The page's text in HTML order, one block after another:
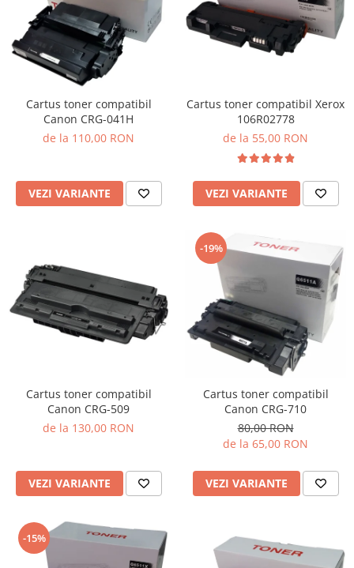
Cartus toner compatibil
Canon CRG-041H
de la 110,00 RON
VEZI VARIANTE
Cartus toner compatibil Xerox
106R02778
de la 55,00 RON
VEZI VARIANTE
Cartus toner compatibil
Canon CRG-509
de la 130,00 RON
VEZI VARIANTE
-19%
Cartus toner compatibil
Canon CRG-710
80,00 RON
de la 65,00 RON
VEZI VARIANTE
-15%